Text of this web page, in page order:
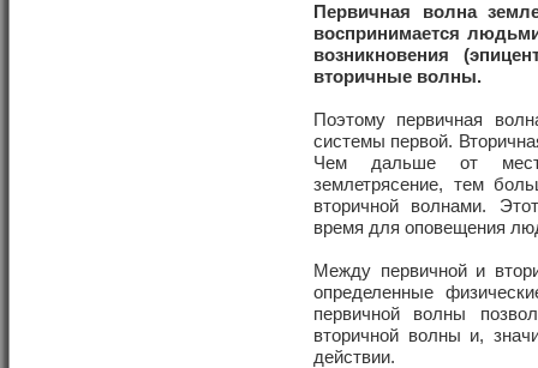
Первичная волна
воспринимается
возникновения
вторичные волны.
Поэтому первичная
системы первой.
Чем дальше от
землетрясение, тем
вторичной волнами.
время для оповещения
Между первичной и
определенные
первичной волны
вторичной волны и,
действии.